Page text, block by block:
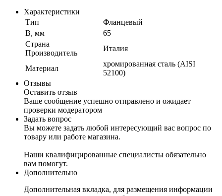
Характеристики
Тип
Фланцевый
B, мм
65
Страна
Производитель
Италия
Материал
хромированная сталь (AISI
52100)
Отзывы
Оставить отзыв
Ваше сообщение успешно отправлено и ожидает
проверки модератором
Задать вопрос
Вы можете задать любой интересующий вас вопрос по
товару или работе магазина.
Наши квалифицированные специалисты обязательно
вам помогут.
Дополнительно
Дополнительная вкладка, для размещения информации